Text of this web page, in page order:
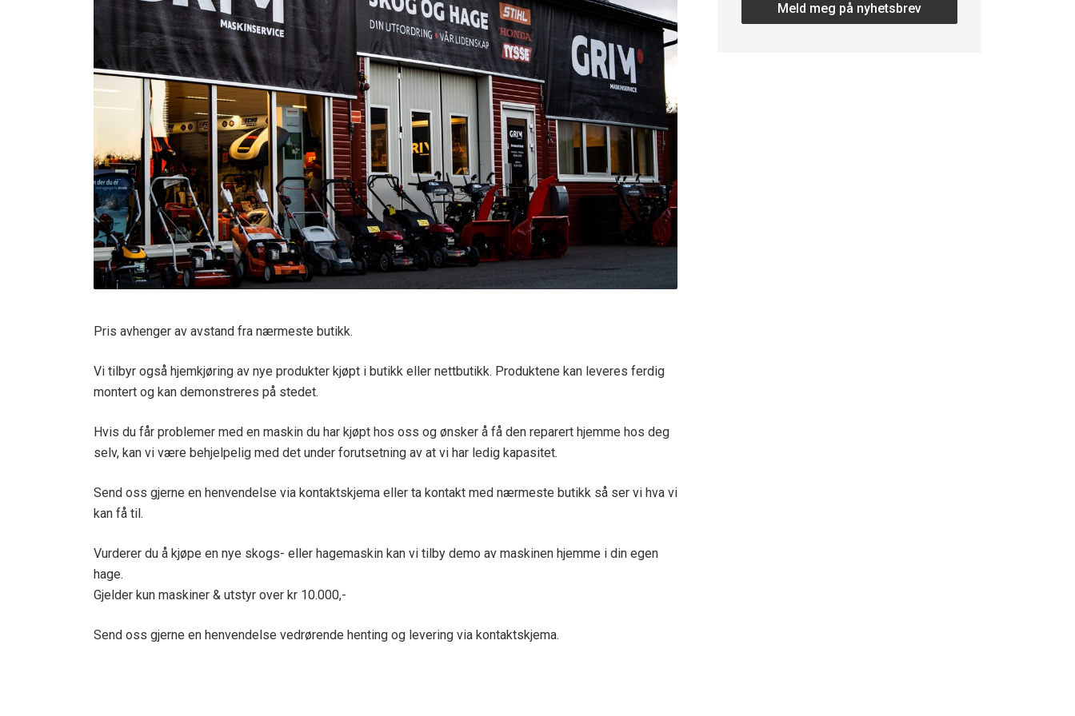
Verneutstyr og fritid
Andre varegrupper
Pris avhenger av avstand fra nærmeste butikk.
Vi tilbyr også hjemkjøring av nye produkter kjøpt i butikk eller nettbutikk. Produktene kan leveres ferdig
montert og kan demonstreres på stedet.
Hvis du får problemer med en maskin du har kjøpt hos oss og ønsker å få den reparert hjemme hos deg
selv, kan vi være behjelpelig med det under forutsetning av at vi har ledig kapasitet.
Send oss gjerne en henvendelse via kontaktskjema eller ta kontakt med nærmeste butikk så ser vi hva vi
kan få til.
Vurderer du å kjøpe en nye skogs- eller hagemaskin kan vi tilby demo av maskinen hjemme i din egen
hage.
Gjelder kun maskiner & utstyr over kr 10.000,-
Send oss gjerne en henvendelse vedrørende henting og levering via kontaktskjema.
Meld meg på nyhetsbrev